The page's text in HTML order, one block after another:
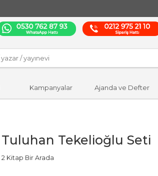
Kampanyalar Ajanda ve Defter
Tuluhan Tekelioğlu Seti
2 Kitap Bir Arada